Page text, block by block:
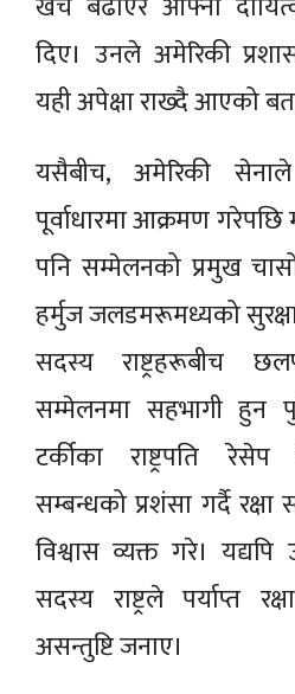
दिए। उनले अमेरिकी
यही अपेक्षा राख्दै आएको
यसैबीच, अमेरिकी
पूर्वाधारमा आक्रमण गरेपछि
पनि सम्मेलनको प्रमुख
हर्मुज जलडमरूमध्यको सुरक्षा
सदस्य राष्ट्रहरूबीच
सम्मेलनमा सहभागी हुन
टर्कीका राष्ट्रपति
सम्बन्धको प्रशंसा गर्दै
विश्वास व्यक्त गरे।
सदस्य राष्ट्रले पर्याप्त
असन्तुष्टि जनाए।